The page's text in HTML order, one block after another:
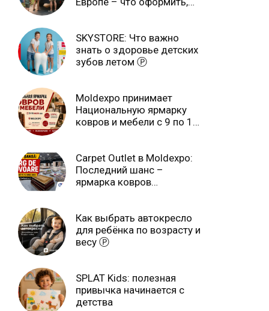
SKYSTORE: Что важно
знать о здоровье детских
зубов летом Ⓟ
Moldexpo принимает
Национальную ярмарку
ковров и мебели с 9 по 14
Carpet Outlet в Moldexpo:
Последний шанс –
ярмарка ковров
Как выбрать автокресло
для ребёнка по возрасту и
весу Ⓟ
SPLAT Kids: полезная
привычка начинается с
детства